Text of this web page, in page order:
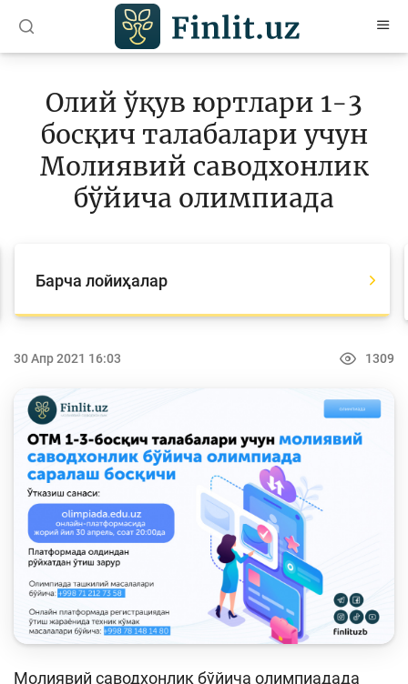
Мақолалар
Ўқув қўлланмалар
Лойиҳалар
Кейс-чемпионат
Тренинглар ва семинарлар
Finlit.uz янгиликлари
ОАВда лойиҳалар
Ўқув материаллари
Интерактив хизматлар
Фотогалерея
Олий ўқув юртлари 1-3
босқич талабалари учун
Молиявий саводхонлик
бўйича олимпиада
Барча лойиҳалар
30 Апр 2021 16:03 1309
Молиявий саводхонлик бўйича олимпиадада